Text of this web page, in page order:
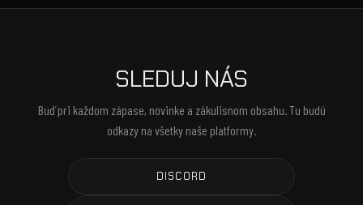
SLEDUJ NÁS
Buď pri každom zápase, novinke a zákulisnom obsahu. Tu budú
odkazy na všetky naše platformy.
DISCORD